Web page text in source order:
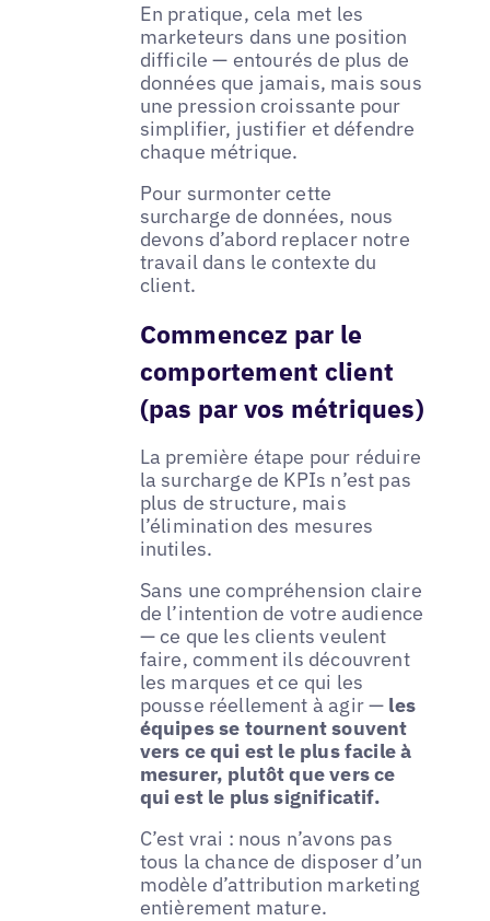
En pratique, cela met les
marketeurs dans une position
difficile — entourés de plus de
données que jamais, mais sous
une pression croissante pour
simplifier, justifier et défendre
chaque métrique.
Pour surmonter cette
surcharge de données, nous
devons d’abord replacer notre
travail dans le contexte du
client.
Commencez par le
comportement client
(pas par vos métriques)
La première étape pour réduire
la surcharge de KPIs n’est pas
plus de structure, mais
l’élimination des mesures
inutiles.
Sans une compréhension claire
de l’intention de votre audience
— ce que les clients veulent
faire, comment ils découvrent
les marques et ce qui les
pousse réellement à agir — les
équipes se tournent souvent
vers ce qui est le plus facile à
mesurer, plutôt que vers ce
qui est le plus significatif.
C’est vrai : nous n’avons pas
tous la chance de disposer d’un
modèle d’attribution marketing
entièrement mature.